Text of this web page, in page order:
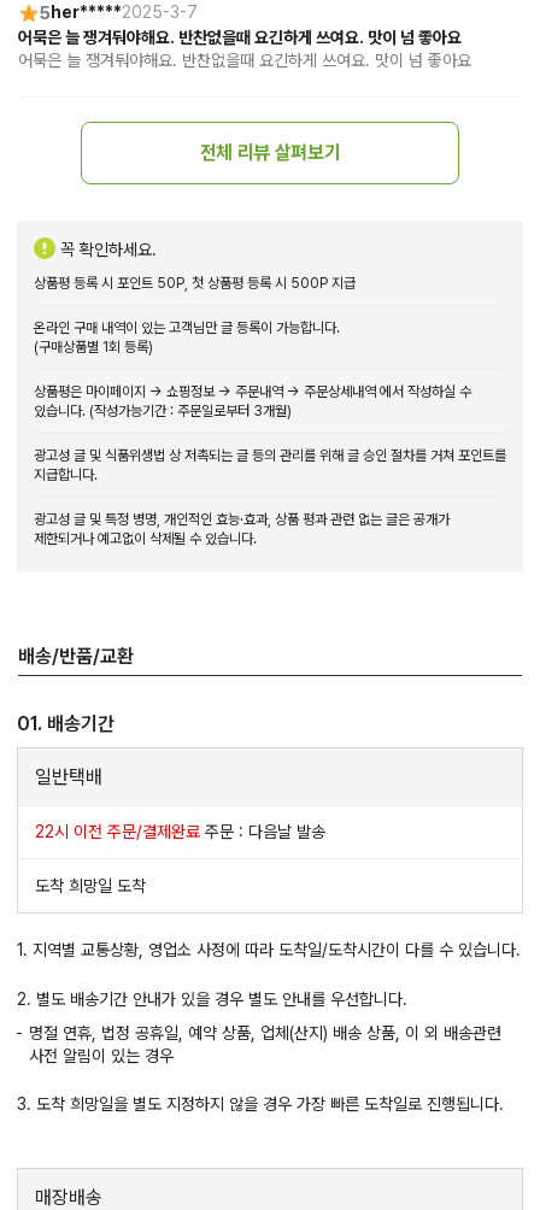
5 her*****2025-3-7
어묵은 늘 쟁겨둬야해요. 반찬없을때 요긴하게 쓰여요. 맛이 넘 좋아요
어묵은 늘 쟁겨둬야해요. 반찬없을때 요긴하게 쓰여요. 맛이 넘 좋아요
전체 리뷰 살펴보기
꼭 확인하세요.
상품평 등록 시 포인트 50P, 첫 상품평 등록 시 500P 지급
온라인 구매 내역이 있는 고객님만 글 등록이 가능합니다.
(구매상품별 1회 등록)
상품평은 마이페이지 → 쇼핑정보 → 주문내역 → 주문상세내역 에서 작성하실 수
있습니다. (작성가능기간 : 주문일로부터 3개월)
광고성 글 및 식품위생법 상 저촉되는 글 등의 관리를 위해 글 승인 절차를 거쳐 포인트를
지급합니다.
광고성 글 및 특정 병명, 개인적인 효능·효과, 상품 평과 관련 없는 글은 공개가
제한되거나 예고없이 삭제될 수 있습니다.
배송/반품/교환
01. 배송기간
일반택배
22시 이전 주문/결제완료 주문 : 다음날 발송
도착 희망일 도착
1. 지역별 교통상황, 영업소 사정에 따라 도착일/도착시간이 다를 수 있습니다.
2. 별도 배송기간 안내가 있을 경우 별도 안내를 우선합니다.
명절 연휴, 법정 공휴일, 예약 상품, 업체(산지) 배송 상품, 이 외 배송관련
사전 알림이 있는 경우
3. 도착 희망일을 별도 지정하지 않을 경우 가장 빠른 도착일로 진행됩니다.
매장배송